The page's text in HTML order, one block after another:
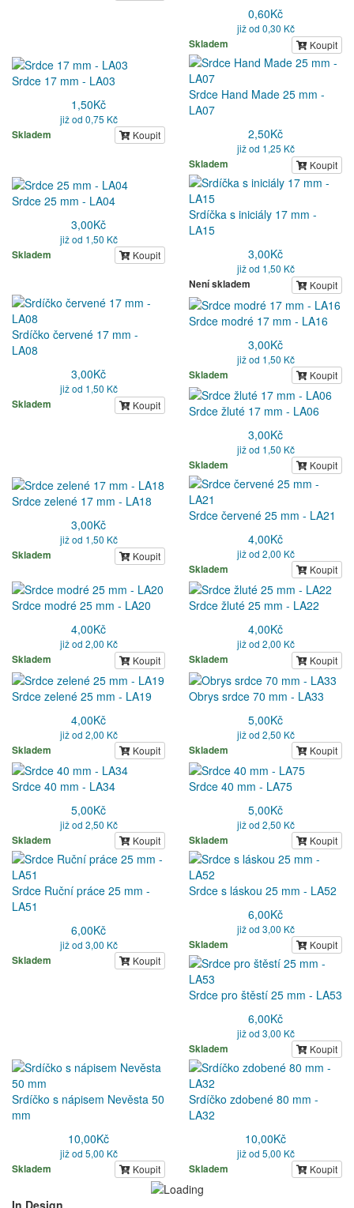
0,60Kč
již od 0,30 Kč
Skladem
Koupit
Srdce 17 mm - LA03
1,50Kč
již od 0,75 Kč
Skladem
Koupit
Srdce Hand Made 25 mm -
LA07
2,50Kč
již od 1,25 Kč
Skladem
Koupit
Srdce 25 mm - LA04
3,00Kč
již od 1,50 Kč
Skladem
Koupit
Srdíčka s iniciály 17 mm -
LA15
3,00Kč
již od 1,50 Kč
Není skladem
Koupit
Srdíčko červené 17 mm -
LA08
3,00Kč
již od 1,50 Kč
Skladem
Koupit
Srdce modré 17 mm - LA16
3,00Kč
již od 1,50 Kč
Skladem
Koupit
Srdce žluté 17 mm - LA06
3,00Kč
již od 1,50 Kč
Skladem
Koupit
Srdce zelené 17 mm - LA18
3,00Kč
již od 1,50 Kč
Skladem
Koupit
Srdce červené 25 mm - LA21
4,00Kč
již od 2,00 Kč
Skladem
Koupit
Srdce modré 25 mm - LA20
4,00Kč
již od 2,00 Kč
Skladem
Koupit
Srdce žluté 25 mm - LA22
4,00Kč
již od 2,00 Kč
Skladem
Koupit
Srdce zelené 25 mm - LA19
4,00Kč
již od 2,00 Kč
Skladem
Koupit
Obrys srdce 70 mm - LA33
5,00Kč
již od 2,50 Kč
Skladem
Koupit
Srdce 40 mm - LA34
5,00Kč
již od 2,50 Kč
Skladem
Koupit
Srdce 40 mm - LA75
5,00Kč
již od 2,50 Kč
Skladem
Koupit
Srdce Ruční práce 25 mm -
LA51
6,00Kč
již od 3,00 Kč
Skladem
Koupit
Srdce s láskou 25 mm - LA52
6,00Kč
již od 3,00 Kč
Skladem
Koupit
Srdce pro štěstí 25 mm - LA53
6,00Kč
již od 3,00 Kč
Skladem
Koupit
Srdíčko s nápisem Nevěsta 50
mm
10,00Kč
již od 5,00 Kč
Skladem
Koupit
Srdíčko zdobené 80 mm -
LA32
10,00Kč
již od 5,00 Kč
Skladem
Koupit